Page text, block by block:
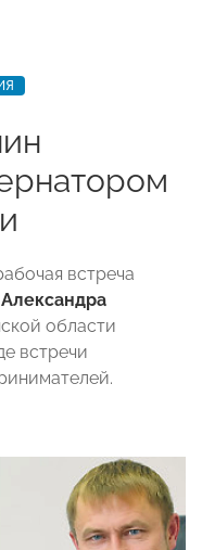
встреча
Александра
области
встречи